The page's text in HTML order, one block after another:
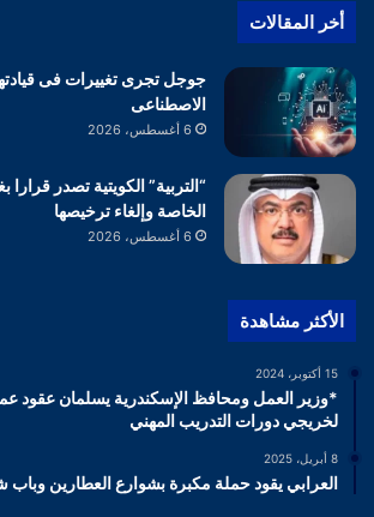
أخر المقالات
جوجل تجرى تغييرات فى
الاصطناعى
6 أغسطس، 2026
“التربية” الكويتية تصدر قرارا
الخاصة وإلغاء ترخيصها
6 أغسطس، 2026
الأكثر مشاهدة
15 أكتوبر، 2024
*وزير العمل ومحافظ الإسكندرية يسلمان عقود
لخريجي دورات التدريب المهني
8 أبريل، 2025
العرابي يقود حملة مكبرة بشوارع العطارين وباب